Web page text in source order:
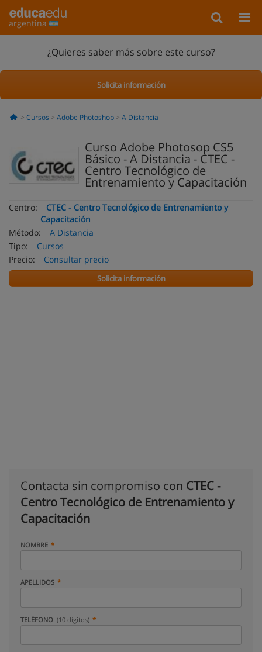
argentina
¿Quieres saber más sobre este curso?
Solicita información
Cursos Adobe Photoshop A Distancia
Curso Adobe Photosop CS5
Básico - A Distancia - CTEC -
Centro Tecnológico de
Entrenamiento y Capacitación
Centro:
CTEC - Centro Tecnológico de Entrenamiento y
Capacitación
Método:
A Distancia
Tipo:
Cursos
Precio:
Consultar precio
Solicita información
Contacta sin compromiso con CTEC -
Centro Tecnológico de Entrenamiento y
Capacitación
NOMBRE
APELLIDOS
TELÉFONO (10 dígitos)